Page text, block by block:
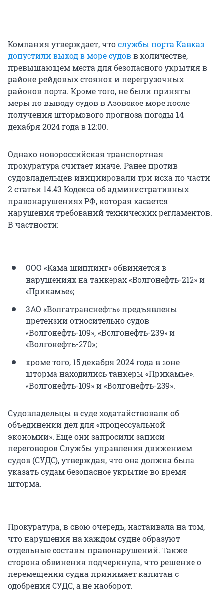
Компания утверждает, чтослужбы порта Кавказ
допустили выход в море судовв количестве,
превышающем места для безопасного укрытия в
районе рейдовых стоянок и перегрузочных
районов порта. Кроме того, не были приняты
меры по выводу судов в Азовское море после
получения штормового прогноза погоды 14
декабря 2024 года в 12:00.
Однако новороссийская транспортная
прокуратура считает иначе. Ранее против
судовладельцев инициировали три иска по части
2 статьи 14.43 Кодекса об административных
правонарушениях РФ, которая касается
нарушения требований технических регламентов.
В частности:
ООО «Кама шиппинг» обвиняется в
нарушениях на танкерах «Волгонефть-212» и
«Прикамье»;
ЗАО «Волгатранснефть» предъявлены
претензии относительно судов
«Волгонефть-109», «Волгонефть-239» и
«Волгонефть-270»;
кроме того, 15 декабря 2024 года в зоне
шторма находились танкеры «Прикамье»,
«Волгонефть-109» и «Волгонефть-239».
Судовладельцы в суде ходатайствовали об
объединении дел для «процессуальной
экономии». Еще они запросили записи
переговоров Службы управления движением
судов (СУДС), утверждая, что она должна была
указать судам безопасное укрытие во время
шторма.
Прокуратура, в свою очередь, настаивала на том,
что нарушения на каждом судне образуют
отдельные составы правонарушений. Также
сторона обвинения подчеркнула, что решение о
перемещении судна принимает капитан с
одобрения СУДС, а не наоборот.